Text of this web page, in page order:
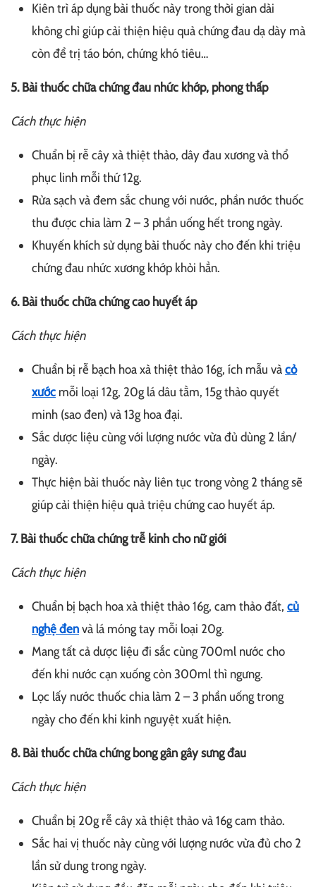
Kiên trì áp dụng bài thuốc này trong thời gian dài
không chỉ giúp cải thiện hiệu quả chứng đau dạ dày mà
còn để trị táo bón, chứng khó tiêu…
5. Bài thuốc chữa chứng đau nhức khớp, phong thấp
Cách thực hiện
Chuẩn bị rễ cây xà thiệt thảo, dây đau xương và thổ
phục linh mỗi thứ 12g.
Rửa sạch và đem sắc chung với nước, phần nước thuốc
thu được chia làm 2 – 3 phần uống hết trong ngày.
Khuyến khích sử dụng bài thuốc này cho đến khi triệu
chứng đau nhức xương khớp khỏi hẳn.
6. Bài thuốc chữa chứng cao huyết áp
Cách thực hiện
Chuẩn bị rễ bạch hoa xà thiệt thảo 16g, ích mẫu vàcỏ
xước mỗi loại 12g, 20g lá dâu tằm, 15g thảo quyết
minh (sao đen) và 13g hoa đại.
Sắc dược liệu cùng với lượng nước vừa đủ dùng 2 lần/
ngày.
Thực hiện bài thuốc này liên tục trong vòng 2 tháng sẽ
giúp cải thiện hiệu quả triệu chứng cao huyết áp.
7. Bài thuốc chữa chứng trễ kinh cho nữ giới
Cách thực hiện
Chuẩn bị bạch hoa xà thiệt thảo 16g, cam thảo đất, củ
nghệ đenvà lá móng tay mỗi loại 20g.
Mang tất cả dược liệu đi sắc cùng 700ml nước cho
đến khi nước cạn xuống còn 300ml thì ngưng.
Lọc lấy nước thuốc chia làm 2 – 3 phần uống trong
ngày cho đến khi kinh nguyệt xuất hiện.
8. Bài thuốc chữa chứng bong gân gây sưng đau
Cách thực hiện
Chuẩn bị 20g rễ cây xà thiệt thảo và 16g cam thảo.
Sắc hai vị thuốc này cùng với lượng nước vừa đủ cho 2
lần sử dung trong ngày.